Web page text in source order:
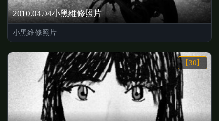
2010.04.04小黑維修照片
小黑維修照片
【30】